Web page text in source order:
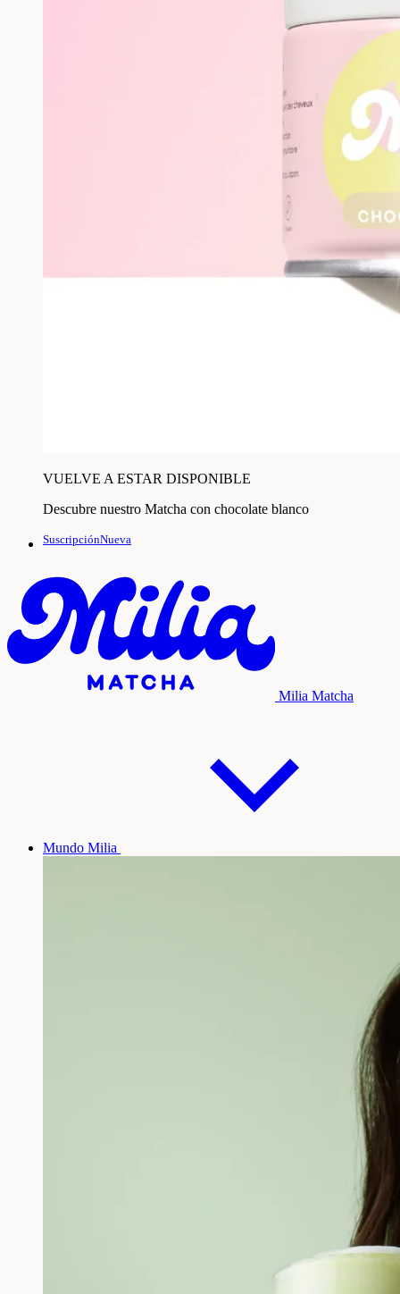
VUELVE A ESTAR DISPONIBLE
Descubre nuestro Matcha con chocolate blanco
SuscripciónNueva
Milia Matcha
Mundo Milia